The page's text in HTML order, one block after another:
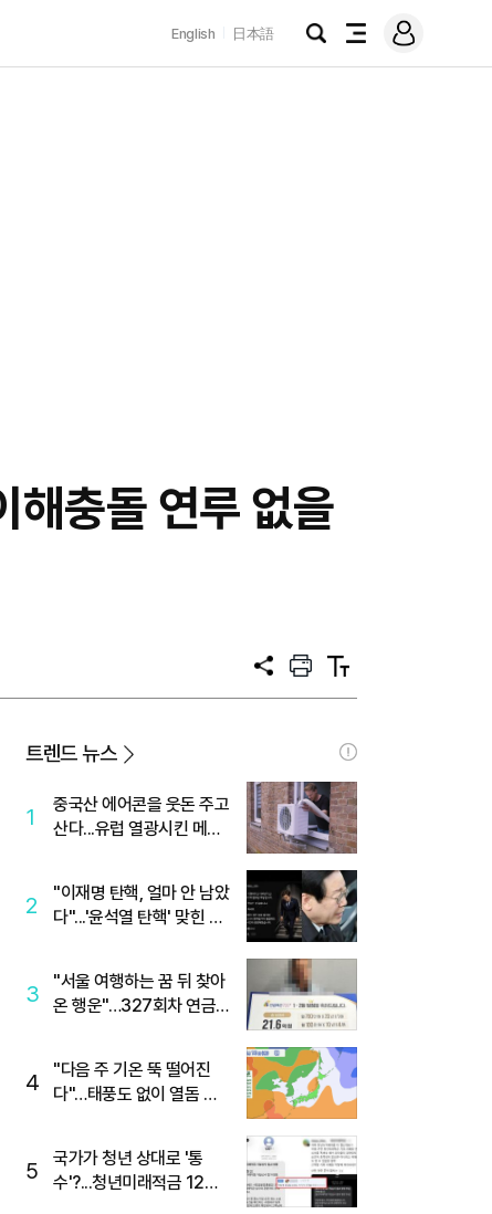
English 日本語
검
전
메
그
해충돌 연루 없을
공
프
트
텍
트
트렌드 뉴스
1
중국산 에어콘을 웃돈 주고
산다...유럽 열광시킨 메이
2
"이재명 탄핵, 얼마 안 남았
다"...'윤석열 탄핵' 맞힌 무
3
"서울 여행하는 꿈 뒤 찾아
온 행운"…327회차 연금
4
"다음 주 기온 뚝 떨어진
다"…태풍도 없이 열돔 박
5
국가가 청년 상대로 '통
수'?...청년미래적금 12%